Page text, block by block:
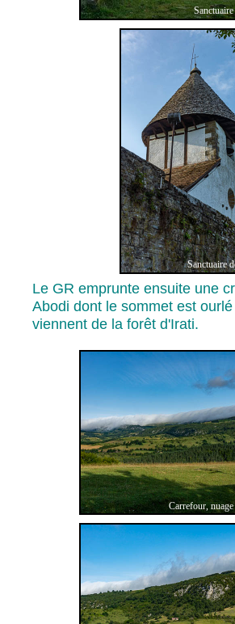
Sanctuaire
Le GR emprunte ensuite une
Abodi dont le sommet est
viennent de la forêt d'Irati.
Carrefour,